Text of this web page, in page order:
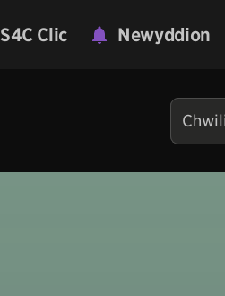
S4C Clic Newyddion